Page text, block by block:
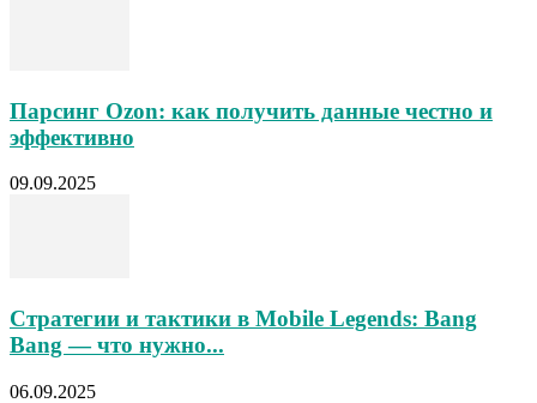
Парсинг Ozon: как получить данные честно и
эффективно
09.09.2025
Стратегии и тактики в Mobile Legends: Bang
Bang — что нужно...
06.09.2025